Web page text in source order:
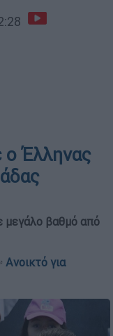
ο Έλληνας
μεγάλο βαθμό από
Ανοικτό για